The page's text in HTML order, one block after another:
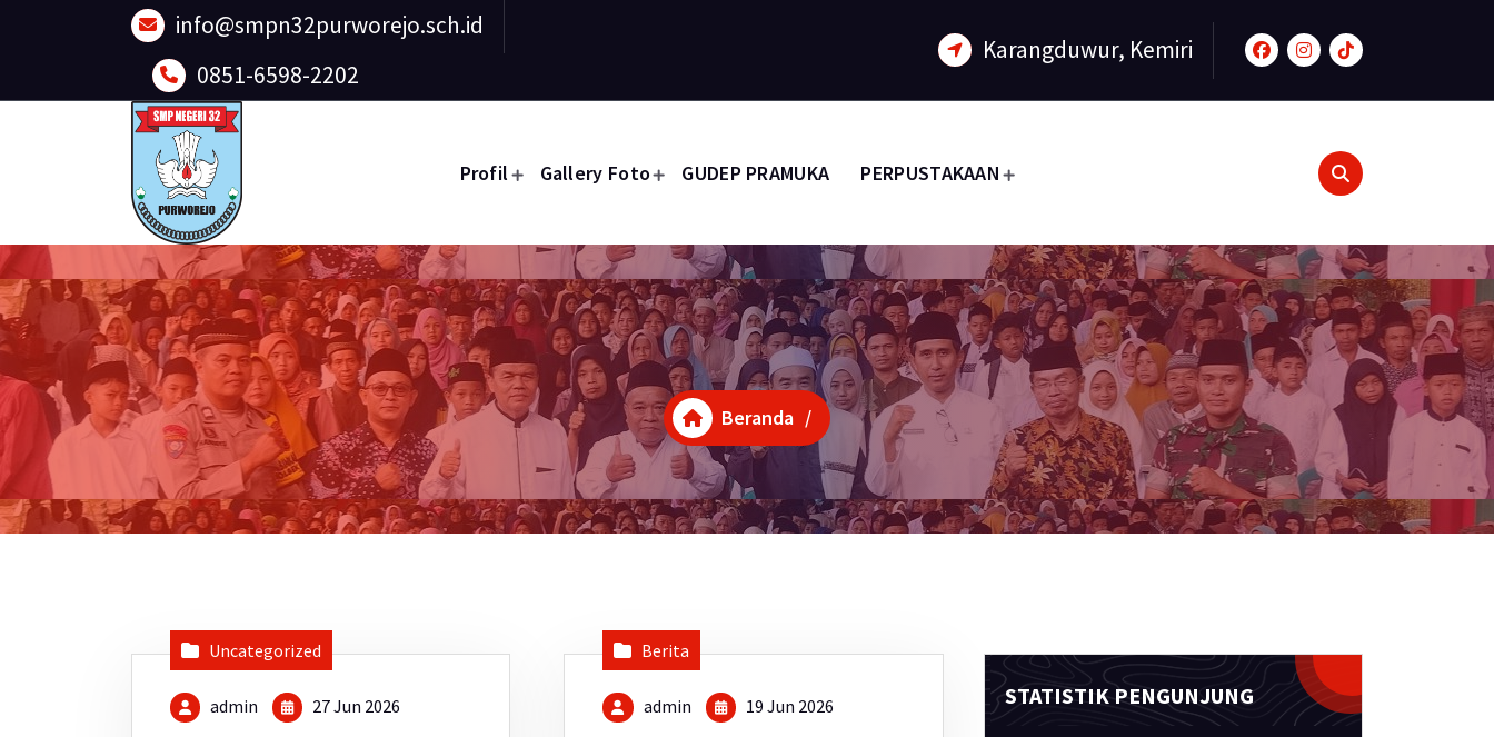
info@smpn32purworejo.sch.id
0851-6598-2202
Karangduwur, Kemiri
Sadar Lingkungan dan Berakhlak Mulia
Profil Gallery Foto GUDEP PRAMUKA PERPUSTAKAAN
Beranda /
Uncategorized
admin 27 Jun 2026
Berita
admin 19 Jun 2026 STATISTIK PENGUNJUNG